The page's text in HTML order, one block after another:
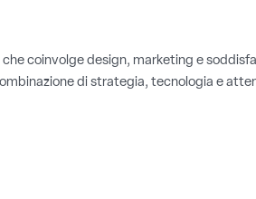
che coinvolge design, marketing e
di strategia, tecnologia e